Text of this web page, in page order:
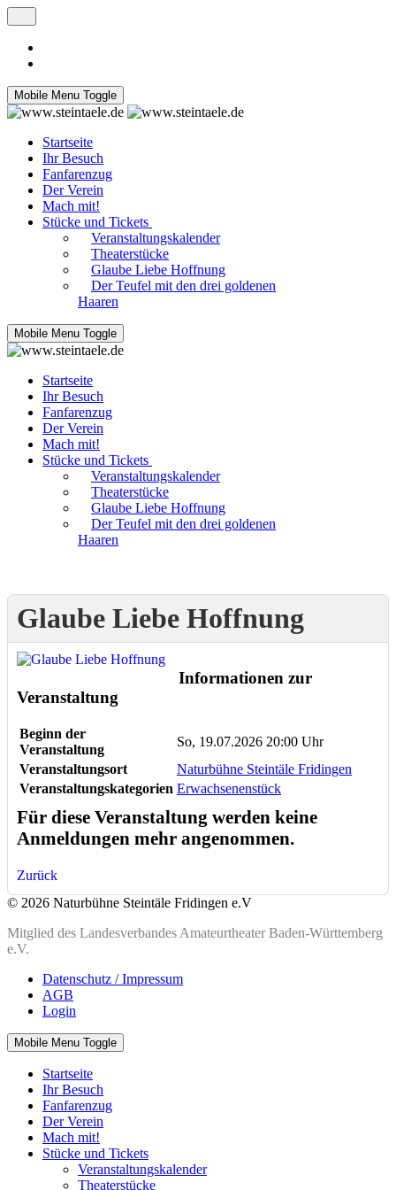
Mobile Menu Toggle
Startseite
Ihr Besuch
Fanfarenzug
Der Verein
Mach mit!
Stücke und Tickets
Veranstaltungskalender
Theaterstücke
Glaube Liebe Hoffnung
Der Teufel mit den drei goldenen
Haaren
Mobile Menu Toggle
Startseite
Ihr Besuch
Fanfarenzug
Der Verein
Mach mit!
Stücke und Tickets
Veranstaltungskalender
Theaterstücke
Glaube Liebe Hoffnung
Der Teufel mit den drei goldenen
Haaren
Glaube Liebe Hoffnung
Informationen zur
Veranstaltung
Beginn der
Veranstaltung
So, 19.07.2026 20:00 Uhr
Veranstaltungsort
Naturbühne Steintäle Fridingen
Veranstaltungskategorien Erwachsenenstück
Für diese Veranstaltung werden keine
Anmeldungen mehr angenommen.
Zurück
© 2026 Naturbühne Steintäle Fridingen e.V
Mitglied des Landesverbandes Amateurtheater Baden-Württemberg
e.V.
Datenschutz / Impressum
AGB
Login
Mobile Menu Toggle
Startseite
Ihr Besuch
Fanfarenzug
Der Verein
Mach mit!
Stücke und Tickets
Veranstaltungskalender
Theaterstücke